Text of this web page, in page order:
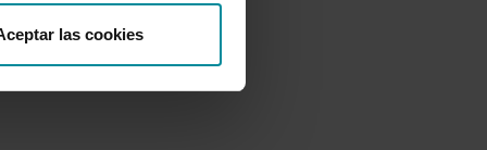
las cookies